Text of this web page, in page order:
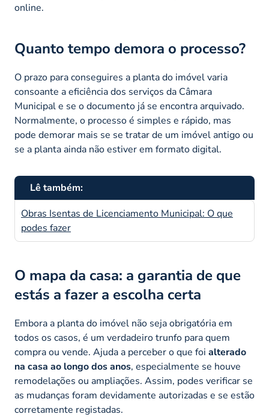
online.
Quanto tempo demora o processo?
O prazo para conseguires a planta do imóvel varia
consoante a eficiência dos serviços da Câmara
Municipal e se o documento já se encontra arquivado.
Normalmente, o processo é simples e rápido, mas
pode demorar mais se se tratar de um imóvel antigo ou
se a planta ainda não estiver em formato digital.
Lê também:
Obras Isentas de Licenciamento Municipal: O que
podes fazer
O mapa da casa: a garantia de que
estás a fazer a escolha certa
Embora a planta do imóvel não seja obrigatória em
todos os casos, é um verdadeiro trunfo para quem
compra ou vende. Ajuda a perceber o que foi alterado
na casa ao longo dos anos, especialmente se houve
remodelações ou ampliações. Assim, podes verificar se
as mudanças foram devidamente autorizadas e se estão
corretamente registadas.